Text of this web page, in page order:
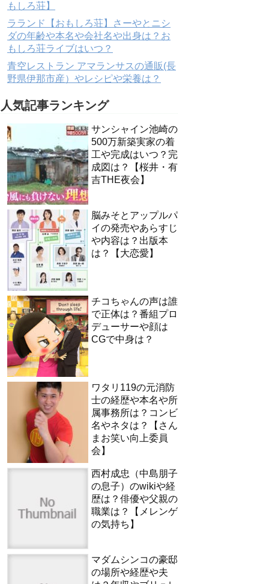
もしろ荘】
ラランド【おもしろ荘】さーやとニシ
ダの年齢や本名や会社名や出身は？お
もしろ荘ライブはいつ？
青空レストラン アマランサスの通販(長
野県伊那市産）やレシピや栄養は？
人気記事ランキング
サンシャイン池崎の
500万新築実家の着
工や完成はいつ？完
成図は？【桜井・有
吉THE夜会】
脳みそとアップルパ
イの発売やあらすじ
や内容は？出版本
は？【大恋愛】
チコちゃんの声は誰
で正体は？番組プロ
デューサーや顔は
CGで中身は？
ワタリ119の元消防
士の経歴や本名や所
属事務所は？コンビ
名やネタは？【さん
まお笑い向上委員
会】
西村成忠（中島朋子
の息子）のwikiや経
歴は？俳優や父親の
職業は？【メレンゲ
の気持ち】
マダムシンコの豪邸
の場所や経歴や夫